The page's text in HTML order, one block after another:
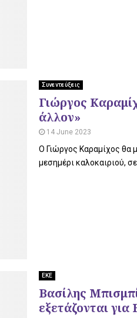
Συνεντεύξεις
Γιώργος
άλλον»
14 June 2023
Ο Γιώργος Καραμίχος θα
μεσημέρι καλοκαιριού,
ΕΚΕ
Βασίλης
εξετάζονται για